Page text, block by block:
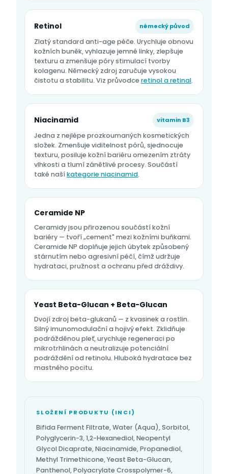
Retinol německý původ
Zlatý standard anti-age péče. Urychluje obnovu
kožních buněk, vyhlazuje jemné linky, zlepšuje
texturu a zmenšuje póry stimulací tvorby
kolagenu. Německý zdroj zaručuje vysokou
čistotu a stabilitu. Viz průvodce retinol a retinal.
Niacinamid vitamin B3
Jedna z nejlépe prozkoumaných kosmetických
složek. Zmenšuje viditelnost pórů, sjednocuje
texturu, posiluje kožní bariéru omezením ztráty
vlhkosti a tlumí zánětlivé procesy. Součástí
také našíkategorie niacinamid.
Ceramide NP
Ceramidy jsou přirozenou součástí kožní
bariéry — tvoří „cement" mezi kožními buňkami.
Ceramide NP doplňuje jejich úbytek způsobený
stárnutím nebo agresivní péčí, čímž udržuje
hydrataci, pružnost a ochranu před dráždivy.
Yeast Beta-Glucan + Beta-Glucan
Dvojí zdroj beta-glukanů — z kvasinek a rostlin.
Silný imunomodulační a hojivý efekt. Zklidňuje
podrážděnou pleť, urychluje regeneraci po
mikrotrhlinách a neutralizuje potenciální
podráždění od retinolu. Hluboká hydratace bez
mastného pocitu.
SLOŽENÍ PRODUKTU (INCI)
Bifida Ferment Filtrate, Water (Aqua), Sorbitol,
Polyglycerin-3, 1,2-Hexanediol, Neopentyl
Glycol Dicaprate, Niacinamide, Propanediol,
Methyl Trimethicone, Yeast Beta-Glucan,
Panthenol, Polyacrylate Crosspolymer-6,